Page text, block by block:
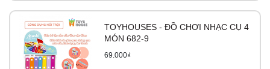
TOYHOUSES - ĐỒ CHƠI NHẠC CỤ 4
MÓN 682-9
69.000₫